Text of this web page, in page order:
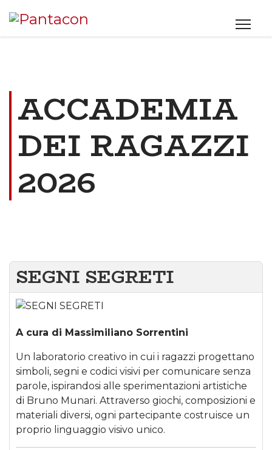
ACCADEMIA
DEI RAGAZZI
2026
SEGNI SEGRETI
A cura di Massimiliano Sorrentini
Un laboratorio creativo in cui i ragazzi progettano
simboli, segni e codici visivi per comunicare senza
parole, ispirandosi alle sperimentazioni artistiche
di Bruno Munari. Attraverso giochi, composizioni e
materiali diversi, ogni partecipante costruisce un
proprio linguaggio visivo unico.